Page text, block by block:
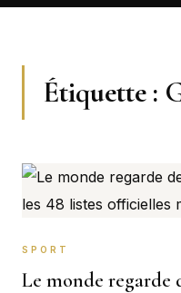
Étiquette :
SPORT
Le monde regarde